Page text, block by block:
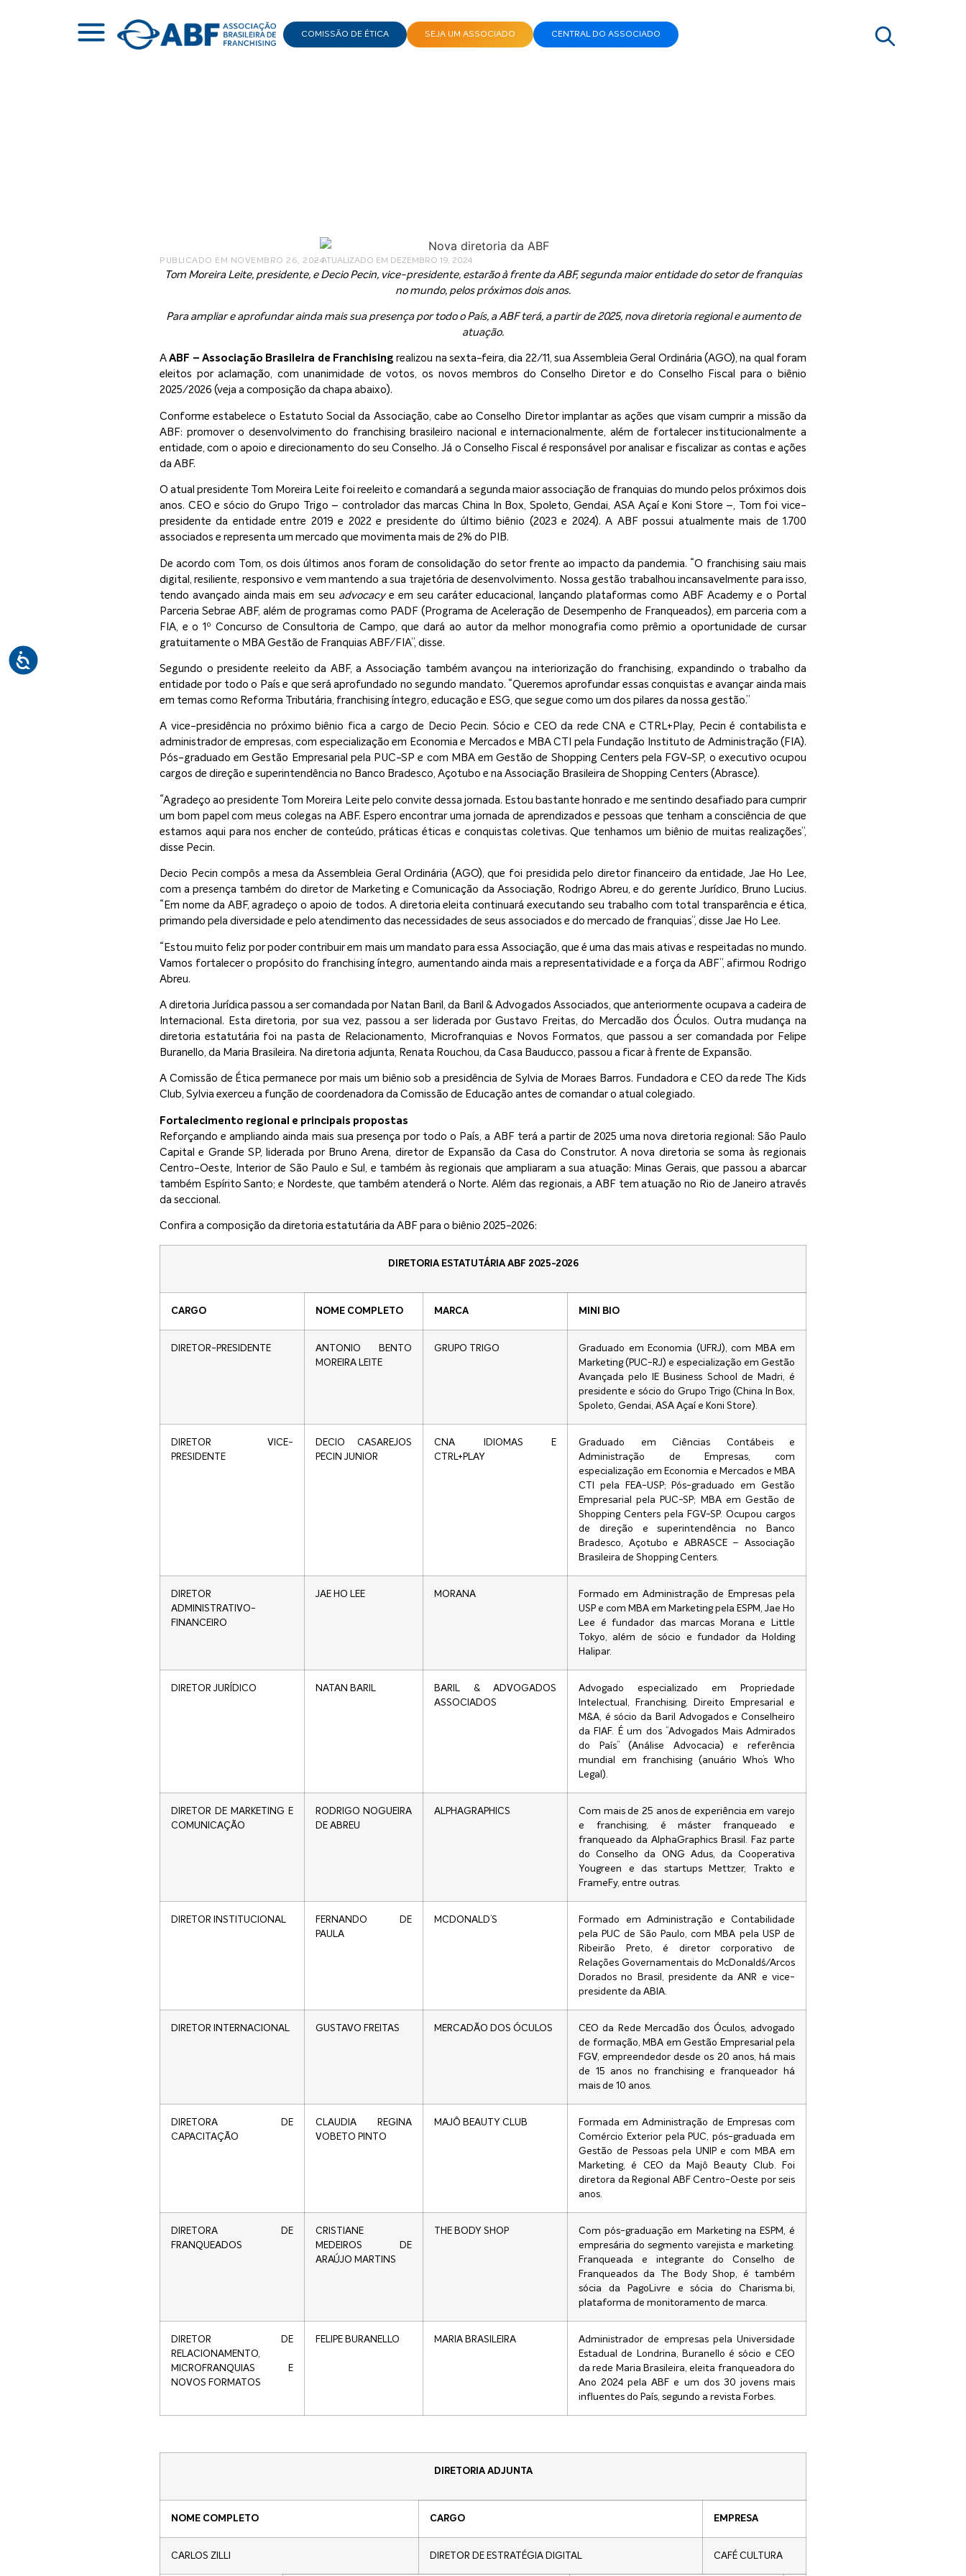
COMISSÃO DE ÉTICA SEJA UM ASSOCIADO CENTRAL DO ASSOCIADO
PUBLICADO EM NOVEMBRO 26, 2024– ATUALIZADO EM DEZEMBRO 19, 2024
Tom Moreira Leite, presidente, e Decio Pecin, vice-presidente, estarão à frente da ABF, segunda maior entidade do setor de franquias
no mundo, pelos próximos dois anos.
Para ampliar e aprofundar ainda mais sua presença por todo o País, a ABF terá, a partir de 2025, nova diretoria regional e aumento de
atuação.
AABF – Associação Brasileira de Franchising realizou na sexta-feira, dia 22/11, sua Assembleia Geral Ordinária (AGO), na qual foram
eleitos por aclamação, com unanimidade de votos, os novos membros do Conselho Diretor e do Conselho Fiscal para o biênio
2025/2026 (veja a composição da chapa abaixo).
Conforme estabelece o Estatuto Social da Associação, cabe ao Conselho Diretor implantar as ações que visam cumprir a missão da
ABF: promover o desenvolvimento do franchising brasileiro nacional e internacionalmente, além de fortalecer institucionalmente a
entidade, com o apoio e direcionamento do seu Conselho. Já o Conselho Fiscal é responsável por analisar e fiscalizar as contas e ações
da ABF.
O atual presidente Tom Moreira Leite foi reeleito e comandará a segunda maior associação de franquias do mundo pelos próximos dois
anos. CEO e sócio do Grupo Trigo – controlador das marcas China In Box, Spoleto, Gendai, ASA Açaí e Koni Store –, Tom foi vice-
presidente da entidade entre 2019 e 2022 e presidente do último biênio (2023 e 2024). A ABF possui atualmente mais de 1.700
associados e representa um mercado que movimenta mais de 2% do PIB.
De acordo com Tom, os dois últimos anos foram de consolidação do setor frente ao impacto da pandemia. “O franchising saiu mais
digital, resiliente, responsivo e vem mantendo a sua trajetória de desenvolvimento. Nossa gestão trabalhou incansavelmente para isso,
tendo avançado ainda mais em seu advocacye em seu caráter educacional, lançando plataformas como ABF Academy e o Portal
Parceria Sebrae ABF, além de programas como PADF (Programa de Aceleração de Desempenho de Franqueados), em parceria com a
FIA, e o 1º Concurso de Consultoria de Campo, que dará ao autor da melhor monografia como prêmio a oportunidade de cursar
gratuitamente o MBA Gestão de Franquias ABF/FIA”, disse.
Segundo o presidente reeleito da ABF, a Associação também avançou na interiorização do franchising, expandindo o trabalho da
entidade por todo o País e que será aprofundado no segundo mandato. “Queremos aprofundar essas conquistas e avançar ainda mais
em temas como Reforma Tributária, franchising íntegro, educação e ESG, que segue como um dos pilares da nossa gestão.”
A vice-presidência no próximo biênio fica a cargo de Decio Pecin. Sócio e CEO da rede CNA e CTRL+Play, Pecin é contabilista e
administrador de empresas, com especialização em Economia e Mercados e MBA CTI pela Fundação Instituto de Administração (FIA).
Pós-graduado em Gestão Empresarial pela PUC-SP e com MBA em Gestão de Shopping Centers pela FGV-SP, o executivo ocupou
cargos de direção e superintendência no Banco Bradesco, Açotubo e na Associação Brasileira de Shopping Centers (Abrasce).
“Agradeço ao presidente Tom Moreira Leite pelo convite dessa jornada. Estou bastante honrado e me sentindo desafiado para cumprir
um bom papel com meus colegas na ABF. Espero encontrar uma jornada de aprendizados e pessoas que tenham a consciência de que
estamos aqui para nos encher de conteúdo, práticas éticas e conquistas coletivas. Que tenhamos um biênio de muitas realizações”,
disse Pecin.
Decio Pecin compôs a mesa da Assembleia Geral Ordinária (AGO), que foi presidida pelo diretor financeiro da entidade, Jae Ho Lee,
com a presença também do diretor de Marketing e Comunicação da Associação, Rodrigo Abreu, e do gerente Jurídico, Bruno Lucius.
“Em nome da ABF, agradeço o apoio de todos. A diretoria eleita continuará executando seu trabalho com total transparência e ética,
primando pela diversidade e pelo atendimento das necessidades de seus associados e do mercado de franquias”, disse Jae Ho Lee.
“Estou muito feliz por poder contribuir em mais um mandato para essa Associação, que é uma das mais ativas e respeitadas no mundo.
Vamos fortalecer o propósito do franchising íntegro, aumentando ainda mais a representatividade e a força da ABF”, afirmou Rodrigo
Abreu.
A diretoria Jurídica passou a ser comandada por Natan Baril, da Baril & Advogados Associados, que anteriormente ocupava a cadeira de
Internacional. Esta diretoria, por sua vez, passou a ser liderada por Gustavo Freitas, do Mercadão dos Óculos. Outra mudança na
diretoria estatutária foi na pasta de Relacionamento, Microfranquias e Novos Formatos, que passou a ser comandada por Felipe
Buranello, da Maria Brasileira. Na diretoria adjunta, Renata Rouchou, da Casa Bauducco, passou a ficar à frente de Expansão.
A Comissão de Ética permanece por mais um biênio sob a presidência de Sylvia de Moraes Barros. Fundadora e CEO da rede The Kids
Club, Sylvia exerceu a função de coordenadora da Comissão de Educação antes de comandar o atual colegiado.
Fortalecimento regional e principais propostas
Reforçando e ampliando ainda mais sua presença por todo o País, a ABF terá a partir de 2025 uma nova diretoria regional: São Paulo
Capital e Grande SP, liderada por Bruno Arena, diretor de Expansão da Casa do Construtor. A nova diretoria se soma às regionais
Centro-Oeste, Interior de São Paulo e Sul, e também às regionais que ampliaram a sua atuação: Minas Gerais, que passou a abarcar
também Espírito Santo; e Nordeste, que também atenderá o Norte. Além das regionais, a ABF tem atuação no Rio de Janeiro através
da seccional.
Confira a composição da diretoria estatutária da ABF para o biênio 2025-2026:
DIRETORIA ESTATUTÁRIA ABF 2025-2026
CARGO NOME COMPLETO MARCA MINI BIO
DIRETOR-PRESIDENTE
ANTONIO BENTO
MOREIRA LEITE
GRUPO TRIGO
Graduado em Economia (UFRJ), com MBA em
Marketing (PUC-RJ) e especialização em Gestão
Avançada pelo IE Business School de Madri, é
presidente e sócio do Grupo Trigo (China In Box,
Spoleto, Gendai, ASA Açaí e Koni Store).
DIRETOR VICE-
PRESIDENTE
DECIO CASAREJOS
PECIN JUNIOR
CNA IDIOMAS E
CTRL+PLAY
Graduado em Ciências Contábeis e
Administração de Empresas, com
especialização em Economia e Mercados e MBA
CTI pela FEA-USP; Pós-graduado em Gestão
Empresarial pela PUC-SP; MBA em Gestão de
Shopping Centers pela FGV-SP. Ocupou cargos
de direção e superintendência no Banco
Bradesco, Açotubo e ABRASCE – Associação
Brasileira de Shopping Centers.
DIRETOR
ADMINISTRATIVO-
FINANCEIRO
JAE HO LEE MORANA
Formado em Administração de Empresas pela
USP e com MBA em Marketing pela ESPM, Jae Ho
Lee é fundador das marcas Morana e Little
Tokyo, além de sócio e fundador da Holding
Halipar.
DIRETOR JURÍDICO NATAN BARIL
BARIL & ADVOGADOS
ASSOCIADOS
Advogado especializado em Propriedade
Intelectual, Franchising, Direito Empresarial e
M&A, é sócio da Baril Advogados e Conselheiro
da FIAF. É um dos “Advogados Mais Admirados
do País” (Análise Advocacia) e referência
mundial em franchising (anuário Who’s Who
Legal).
DIRETOR DE MARKETING E
COMUNICAÇÃO
RODRIGO NOGUEIRA
DE ABREU
ALPHAGRAPHICS
Com mais de 25 anos de experiência em varejo
e franchising, é máster franqueado e
franqueado da AlphaGraphics Brasil. Faz parte
do Conselho da ONG Adus, da Cooperativa
Yougreen e das startups Mettzer, Trakto e
FrameFy, entre outras.
DIRETOR INSTITUCIONAL
FERNANDO DE
PAULA
MCDONALD’S
Formado em Administração e Contabilidade
pela PUC de São Paulo, com MBA pela USP de
Ribeirão Preto, é diretor corporativo de
Relações Governamentais do McDonald´s/Arcos
Dorados no Brasil, presidente da ANR e vice-
presidente da ABIA.
DIRETOR INTERNACIONAL GUSTAVO FREITAS MERCADÃO DOS ÓCULOS
CEO da Rede Mercadão dos Óculos, advogado
de formação, MBA em Gestão Empresarial pela
FGV, empreendedor desde os 20 anos, há mais
de 15 anos no franchising e franqueador há
mais de 10 anos.
DIRETORA DE
CAPACITAÇÃO
CLAUDIA REGINA
VOBETO PINTO
MAJÔ BEAUTY CLUB
Formada em Administração de Empresas com
Comércio Exterior pela PUC, pós-graduada em
Gestão de Pessoas pela UNIP e com MBA em
Marketing, é CEO da Majô Beauty Club. Foi
diretora da Regional ABF Centro-Oeste por seis
anos.
DIRETORA DE
FRANQUEADOS
CRISTIANE
MEDEIROS DE
ARAÚJO MARTINS
THE BODY SHOP
Com pós-graduação em Marketing na ESPM, é
empresária do segmento varejista e marketing.
Franqueada e integrante do Conselho de
Franqueados da The Body Shop, é também
sócia da PagoLivre e sócia do Charisma.bi,
plataforma de monitoramento de marca.
DIRETOR DE
RELACIONAMENTO,
MICROFRANQUIAS E
NOVOS FORMATOS
FELIPE BURANELLO MARIA BRASILEIRA
Administrador de empresas pela Universidade
Estadual de Londrina, Buranello é sócio e CEO
da rede Maria Brasileira, eleita franqueadora do
Ano 2024 pela ABF e um dos 30 jovens mais
influentes do País, segundo a revista Forbes.
DIRETORIA ADJUNTA
NOME COMPLETO CARGO EMPRESA
CARLOS ZILLI DIRETOR DE ESTRATÉGIA DIGITAL CAFÉ CULTURA